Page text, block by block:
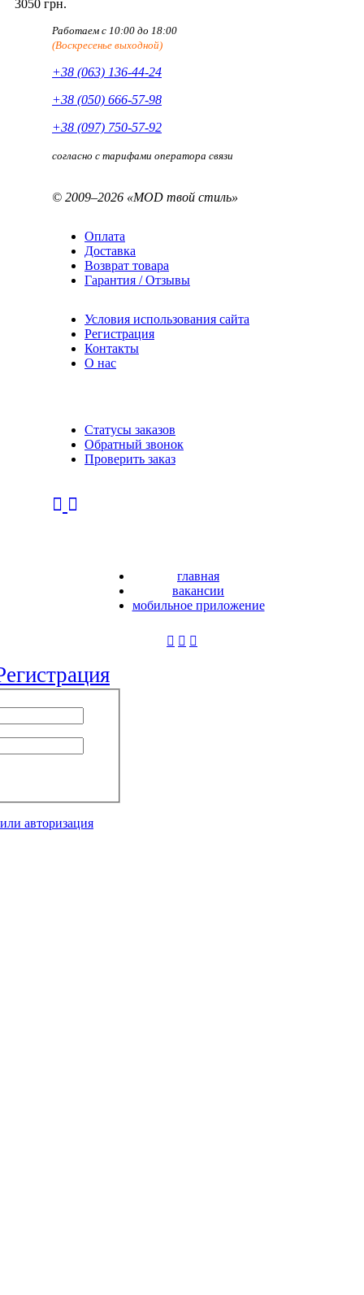
3050 грн.
Работаем с 10:00 до 18:00
(Воскресенье выходной)
+38 (063) 136-44-24
+38 (050) 666-57-98
+38 (097) 750-57-92
согласно с тарифами оператора связи
© 2009–2026 «MOD твой стиль»
Оплата
Доставка
Возврат товара
Гарантия / Отзывы
Условия использования сайта
Регистрация
Контакты
О нас
Статусы заказов
Обратный звонок
Проверить заказ
главная
вакансии
мобильное приложение
авторизация